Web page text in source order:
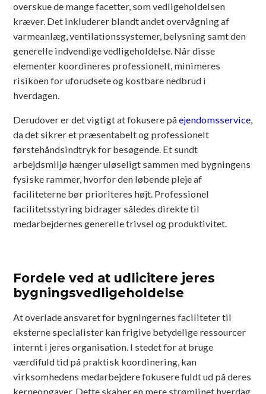
overskue de mange facetter, som vedligeholdelsen
kræver. Det inkluderer blandt andet overvågning af
varmeanlæg, ventilationssystemer, belysning samt den
generelle indvendige vedligeholdelse. Når disse
elementer koordineres professionelt, minimeres
risikoen for uforudsete og kostbare nedbrud i
hverdagen.
Derudover er det vigtigt at fokusere påejendomsservice,
da det sikrer et præsentabelt og professionelt
førstehåndsindtryk for besøgende. Et sundt
arbejdsmiljø hænger uløseligt sammen med bygningens
fysiske rammer, hvorfor den løbende pleje af
faciliteterne bør prioriteres højt. Professionel
facilitetsstyring bidrager således direkte til
medarbejdernes generelle trivsel og produktivitet.
Fordele ved at udlicitere jeres
bygningsvedligeholdelse
At overlade ansvaret for bygningernes faciliteter til
eksterne specialister kan frigive betydelige ressourcer
internt i jeres organisation. I stedet for at bruge
værdifuld tid på praktisk koordinering, kan
virksomhedens medarbejdere fokusere fuldt ud på deres
kerneopgaver. Dette skaber en mere strømlinet hverdag